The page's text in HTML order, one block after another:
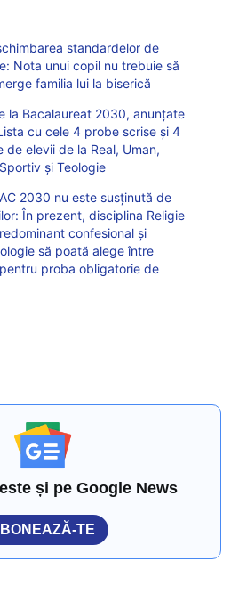
standardelor de
Nota unui copil nu trebuie să
familia lui la biserică
la Bacalaureat 2030, anunțate
cu cele 4 probe scrise și 4
elevii de la Real, Uman,
și Teologie
2030 nu este susținută de
În prezent, disciplina Religie
confesional și
să poată alege între
proba obligatorie de
și pe Google News
TE